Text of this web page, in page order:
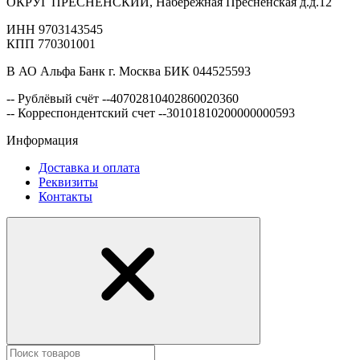
ИНН 9703143545
КПП 770301001
В АО Альфа Банк г. Москва БИК 044525593
-- Рублёвый счёт --40702810402860020360
-- Корреспондентский счет --30101810200000000593
Информация
Доставка и оплата
Реквизиты
Контакты